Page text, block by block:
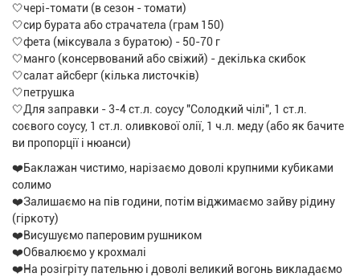
🤍чері-томати (в сезон - томати)
🤍сир бурата або страчатела (грам 150)
🤍фета (міксувала з буратою) - 50-70 г
🤍манго (консервований або свіжий) - декілька скибок
🤍салат айсберг (кілька листочків)
🤍петрушка
🤍Для заправки - 3-4 ст.л. соусу "Солодкий чілі", 1 ст.л.
соєвого соусу, 1 ст.л. оливкової олії, 1 ч.л. меду (або як бачите
ви пропорції і нюанси)
❤️Баклажан чистимо, нарізаємо доволі крупними кубиками
солимо
❤️Залишаємо на пів години, потім віджимаємо зайву рідину
(гіркоту)
❤️Висушуємо паперовим рушником
❤️Обвалюємо у крохмалі
❤️На розігріту пательню і доволі великий вогонь викладаємо